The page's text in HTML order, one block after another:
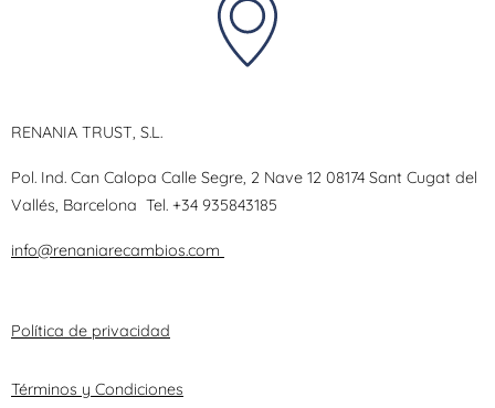
RENANIA TRUST, S.L.
Pol. Ind. Can Calopa Calle Segre, 2 Nave 12 08174 Sant Cugat del
Vallés, Barcelona Tel. +34 935843185
info@renaniarecambios.com
Política de privacidad
Términos y Condiciones